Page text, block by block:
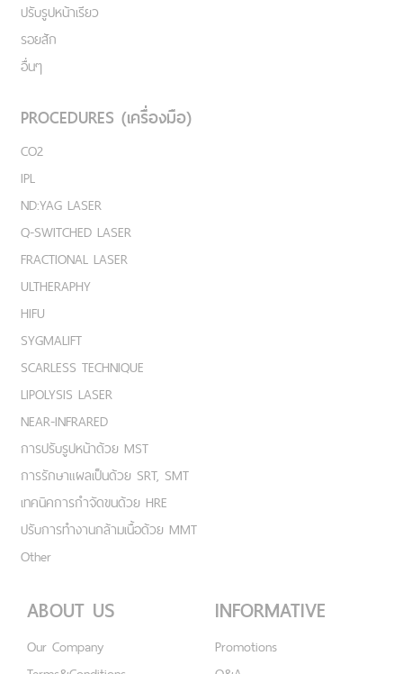
ปรับรูปหน้าเรียว
รอยสัก
อื่นๆ
PROCEDURES (เครื่องมือ)
CO2
IPL
ND:YAG LASER
Q-SWITCHED LASER
FRACTIONAL LASER
ULTHERAPHY
HIFU
SYGMALIFT
SCARLESS TECHNIQUE
LIPOLYSIS LASER
NEAR-INFRARED
การปรับรูปหน้าด้วย MST
การรักษาแผลเป็นด้วย SRT, SMT
เทคนิคการกำจัดขนด้วย HRE
ปรับการทำงานกล้ามเนื้อด้วย MMT
Other
ABOUT US
Our Company
INFORMATIVE
Promotions